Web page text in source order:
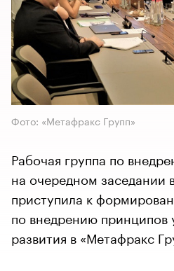
Фото: «Метафракс Групп»
Рабочая группа по
на очередном заседании
приступила к
по внедрению принципов
развития в «Метафракс